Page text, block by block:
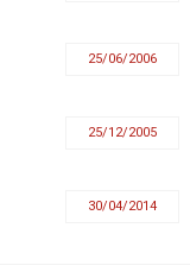
25/06/2006
25/12/2005
30/04/2014